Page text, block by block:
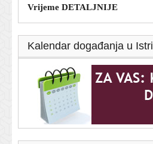
Vrijeme DETALJNIJE
Kalendar događanja u Istri